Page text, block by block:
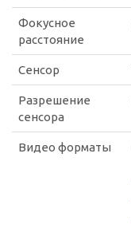
Фокусное
расстояние
Сенсор
Разрешение
сенсора
Видео форматы